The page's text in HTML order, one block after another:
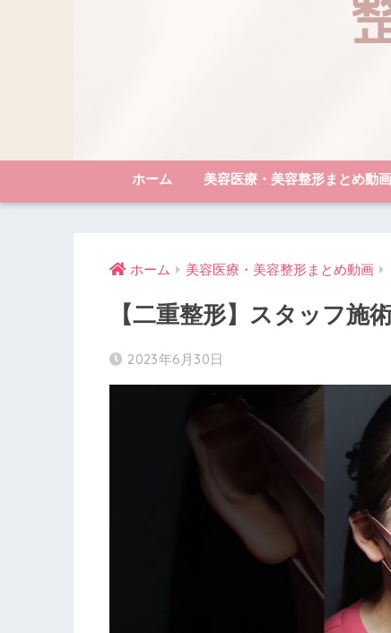
ホーム 美容医療・美容整形まとめ動画
ホーム 美容医療・美容整形まとめ動画
【二重整形】スタッフ施
2023年6月30日